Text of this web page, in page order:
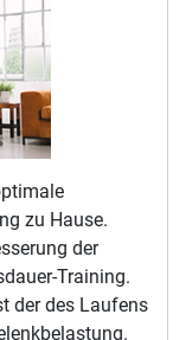
zu Hause.
der
Training.
der des Laufens